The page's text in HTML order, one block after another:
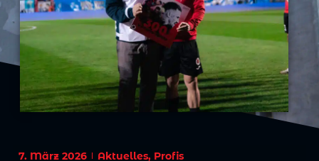
7. März 2026 Aktuelles, Profis